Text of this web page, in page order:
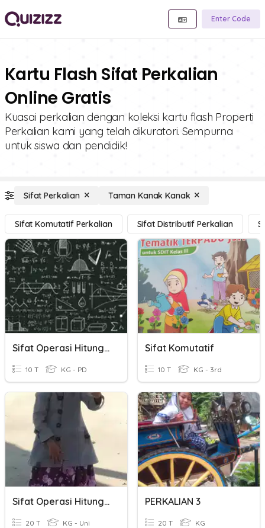
Enter Code
Kartu Flash Sifat Perkalian
Online Gratis
Kuasai perkalian dengan koleksi kartu flash Properti
Perkalian kami yang telah dikuratori. Sempurna
untuk siswa dan pendidik!
Sifat Perkalian Taman Kanak Kanak
Sifat Komutatif Perkalian Sifat Distributif Perkalian
Sifat Operasi Hitung (komutatif)
10 T KG - PD
Sifat Komutatif
10 T KG - 3rd
Sifat Operasi Hitung Bilangan Bulat Kls 6
20 T KG - Uni
PERKALIAN 3
20 T KG